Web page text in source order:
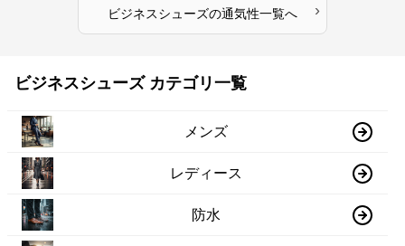
ビジネスシューズの通気性一覧へ ›
ビジネスシューズ カテゴリ一覧
メンズ
レディース
防水